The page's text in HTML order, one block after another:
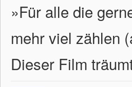
»Für alle die
mehr viel zählen
Dieser Film